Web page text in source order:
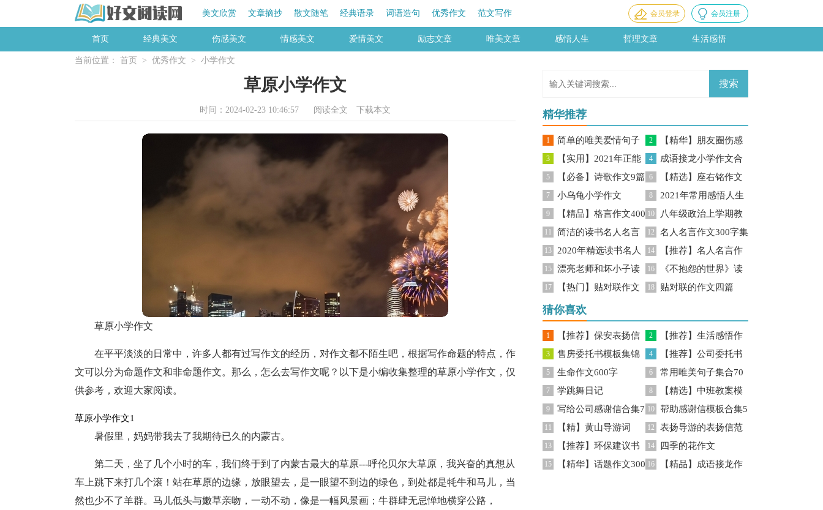
美文欣赏 文章摘抄 散文随笔 经典语录 词语造句 优秀作文 范文写作 会员登录 会员注册
首页 经典美文 伤感美文 情感美文 爱情美文 励志文章 唯美文章 感悟人生 哲理文章 生活感悟
当前位置： 首页 > 优秀作文 > 小学作文
草原小学作文
时间：2024-02-23 10:46:57 阅读全文 下载本文
草原小学作文
在平平淡淡的日常中，许多人都有过写作文的经历，对作文都不陌生吧，根据写作命题的特点，作
文可以分为命题作文和非命题作文。那么，怎么去写作文呢？以下是小编收集整理的草原小学作文，仅
供参考，欢迎大家阅读。
草原小学作文1
暑假里，妈妈带我去了我期待已久的内蒙古。
第二天，坐了几个小时的车，我们终于到了内蒙古最大的草原---呼伦贝尔大草原，我兴奋的真想从
车上跳下来打几个滚！站在草原的边缘，放眼望去，是一眼望不到边的绿色，到处都是牦牛和马儿，当
然也少不了羊群。马儿低头与嫩草亲吻，一动不动，像是一幅风景画；牛群肆无忌惮地横穿公路，
精华推荐
1
简单的唯美爱情句子
摘录96句
2
【精华】朋友圈伤感
句子锦集60条
3
【实用】2021年正能
量句子锦集45条
4
成语接龙小学作文合
集9篇
5 【必备】诗歌作文9篇 6
【精选】座右铭作文
汇总五篇
7 小乌龟小学作文 8
2021年常用感悟人生
的格言85句
9
【精品】格言作文400
字三篇
10
八年级政治上学期教
学反思
11
简洁的读书名人名言
60句
12
名人名言作文300字集
锦5篇
13
2020年精选读书名人
名言锦集95句
14
【推荐】名人名言作
文集锦7篇
15
漂亮老师和坏小子读
后感
16
《不抱怨的世界》读
后感15篇
17
【热门】贴对联作文
合集9篇
18 贴对联的作文四篇
猜你喜欢
1
【推荐】保安表扬信
四篇
2
【推荐】生活感悟作
文锦集7篇
3
售房委托书模板集锦
10篇
4
【推荐】公司委托书
模板锦集7篇
5 生命作文600字 6
常用唯美句子集合70
句
7 学跳舞日记 8
【精选】中班教案模
板5篇
9
写给公司感谢信合集7
篇
10
帮助感谢信模板合集5
篇
11 【精】黄山导游词 12
表扬导游的表扬信范
文合集六篇
13 【推荐】环保建议书 14 四季的花作文
15
【精华】话题作文300 16
【精品】成语接龙作